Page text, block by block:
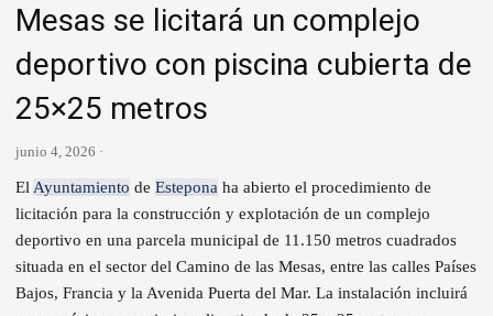
Mesas se licitará un complejo
deportivo con piscina cubierta de
25×25 metros
junio 4, 2026 ·
El Ayuntamiento de Estepona ha abierto el procedimiento de
licitación para la construcción y explotación de un complejo
deportivo en una parcela municipal de 11.150 metros cuadrados
situada en el sector del Camino de las Mesas, entre las calles Países
Bajos, Francia y la Avenida Puerta del Mar. La instalación incluirá